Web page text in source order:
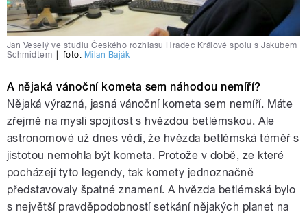
Jan Veselý ve studiu Českého rozhlasu Hradec Králové spolu s Jakubem
Schmidtem
foto: Milan Baják
A nějaká vánoční kometa sem náhodou nemíří?
Nějaká výrazná, jasná vánoční kometa sem nemíří. Máte
zřejmě na mysli spojitost s hvězdou betlémskou. Ale
astronomové už dnes vědí, že hvězda betlémská téměř s
jistotou nemohla být kometa. Protože v době, ze které
pocházejí tyto legendy, tak komety jednoznačně
představovaly špatné znamení. A hvězda betlémská bylo
s největší pravděpodobností setkání nějakých planet na